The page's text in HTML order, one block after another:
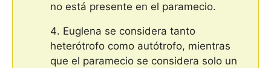
no está presente en el paramecio.
Euglena se considera tanto
heterótrofo como autótrofo, mientras
que el paramecio se considera solo un